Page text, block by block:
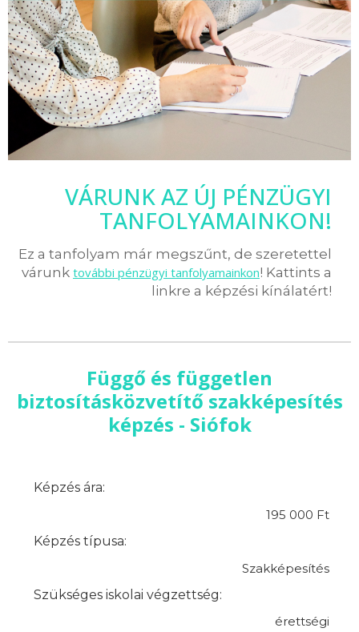
VÁRUNK AZ ÚJ PÉNZÜGYI
TANFOLYAMAINKON!
Ez a tanfolyam már megszűnt, de szeretettel
várunk további pénzügyi tanfolyamainkon! Kattints a
linkre a képzési kínálatért!
Függő és független
biztosításközvetítő szakképesítés
képzés - Siófok
Képzés ára:
195 000 Ft
Képzés típusa:
Szakképesítés
Szükséges iskolai végzettség:
érettségi